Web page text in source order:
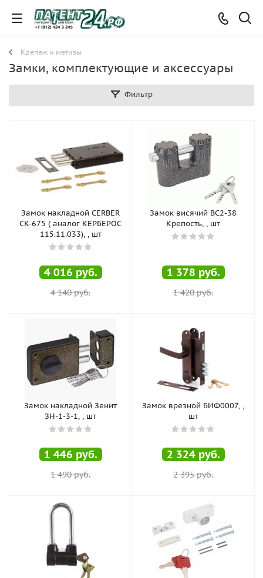
Крепеж и метизы
Замки, комплектующие и аксессуары
Фильтр
Замок накладной CERBER
CK-675 ( аналог КЕРБЕРОС
115.11.033), , шт
4 016 руб.
4 140руб.
Замок висячий ВС2-38
Крепость, , шт
1 378 руб.
1 420руб.
Замок накладной Зенит
ЗН-1-3-1, , шт
1 446 руб.
1 490руб.
Замок врезной БИФ0007, ,
шт
2 324руб.
2 395руб.